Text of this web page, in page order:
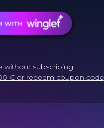
without subscribing:
€ or redeem coupon code